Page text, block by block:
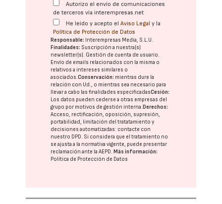
Autorizo el envío de comunicaciones
de terceros vía interempresas.net
He leído y acepto elAviso Legal y la
Política de Protección de Datos
Responsable: Interempresas Media, S.L.U.
Finalidades: Suscripción a nuestra(s)
newsletter(s). Gestión de cuenta de usuario.
Envío de emails relacionados con la misma o
relativos a intereses similares o
asociados.Conservación: mientras dure la
relación con Ud., o mientras sea necesario para
llevar a cabo las finalidades especificadasCesión:
Los datos pueden cederse a otras empresas del
grupo por motivos de gestión interna. Derechos:
Acceso, rectificación, oposición, supresión,
portabilidad, limitación del tratatamiento y
decisiones automatizadas: contacte con
nuestro DPD. Si considera que el tratamiento no
se ajusta a la normativa vigente, puede presentar
reclamación ante laAEPD. Más información:
Política de Protección de Datos